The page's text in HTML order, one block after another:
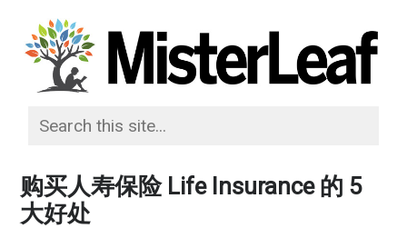
购买人寿保险 Life Insurance 的 5
大好处